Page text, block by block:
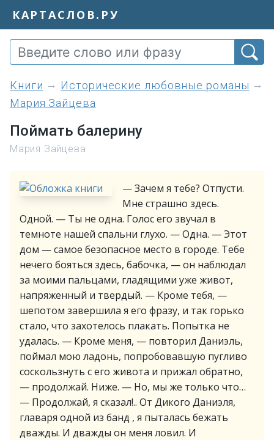
КАРТАСЛОВ.РУ
книги
Исторические любовные романы
Мария Зайцева
Поймать балерину
Мария Зайцева
— Зачем я тебе? Отпусти.
Мне страшно здесь.
Одной. — Ты не одна. Голос его звучал в
темноте нашей спальни глухо. — Одна. — Этот
дом — самое безопасное место в городе. Тебе
нечего бояться здесь, бабочка, — он наблюдал
за моими пальцами, гладящими уже живот,
напряженный и твердый. — Кроме тебя, —
шепотом завершила я его фразу, и так горько
стало, что захотелось плакать. Попытка не
удалась. — Кроме меня, — повторил Даниэль,
поймал мою ладонь, попробовавшую пугливо
соскользнуть с его живота и прижал обратно,
— продолжай. Ниже. — Но, мы же только что…
— Продолжай, я сказал!.. От Дикого Даниэля,
главаря одной из банд , я пыталась бежать
дважды. И дважды он меня ловил. И